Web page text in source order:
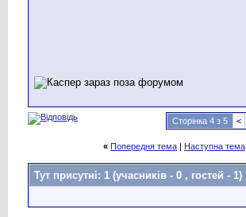
Сторінка 4 з 5 <
« Попередня тема | Наступна тема
Тут присутні: 1 (учасників - 0 , гостей - 1)